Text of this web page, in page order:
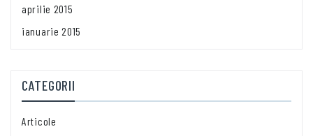
aprilie 2015
ianuarie 2015
CATEGORII
Articole